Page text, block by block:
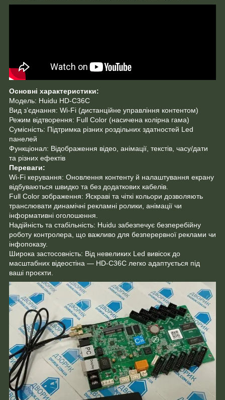
Основні характеристики:
Модель: Huidu HD-C36C
Вид з’єднання: Wi-Fi (дистанційне управління контентом)
Режим відтворення: Full Color (насичена колірна гама)
Сумісність: Підтримка різних роздільних здатностей Led
панелей
Функціонал: Відображення відео, анімації, текстів, часу/дати
та різних ефектів
Переваги:
Wi-Fi керування: Оновлення контенту й налаштування екрану
відбуваються швидко та без додаткових кабелів.
Full Color зображення: Яскраві та чіткі кольори дозволяють
транслювати динамічні рекламні ролики, анімації чи
інформативні оголошення.
Надійність та стабільність: Huidu забезпечує безперебійну
роботу контролера, що важливо для безперервної реклами чи
інфопоказу.
Широка застосовність: Від невеликих Led вивісок до
масштабних відеостіна — HD-C36C легко адаптується під
ваші проєкти.